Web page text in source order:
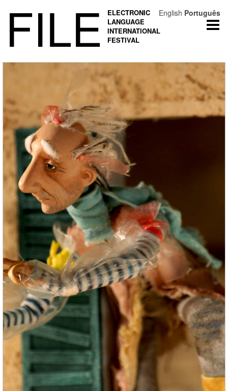
FILE
ELECTRONIC
LANGUAGE
INTERNATIONAL
FESTIVAL
English Português